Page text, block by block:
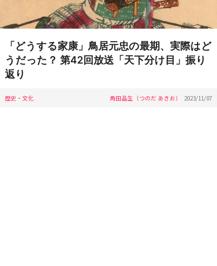
「どうする家康」鳥居元忠の最期、実際はど
うだった？ 第42回放送「天下分け目」振り
返り
歴史・文化 角田晶生（つのだ あきお） 2023/11/07